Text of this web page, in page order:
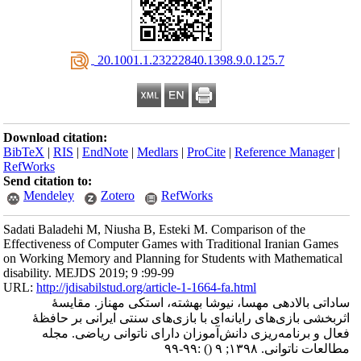
‎ 20.1001.1.23222840.1398.9.0.125.7
Download citation:
BibTeX |RIS |EndNote |Medlars |ProCite |Reference Manager
RefWorks
Send citation to:
Mendeley
Zotero RefWorks
Sadati Baladehi M, Niusha B, Esteki M. Comparison of the
Effectiveness of Computer Games with Traditional Iranian Games
on Working Memory and Planning for Students with Mathematical
disability. MEJDS 2019; 9 :99-99
URL:http://jdisabilstud.org/article-1-1664-fa.html
ساداتی بالادهی مهسا، نیوشا بهشته، استکی مهناز. مقایسهٔ
اثربخشی بازی‌های رایانه‌ای با بازی‌های سنتی ایرانی بر حافظهٔ
فعال و برنامه‌ریزی دانش‌آموزان دارای ناتوانی ریاضی. مجله
مطالعات ناتوانی. ۱۳۹۸; ۹
() :۹۹-۹۹